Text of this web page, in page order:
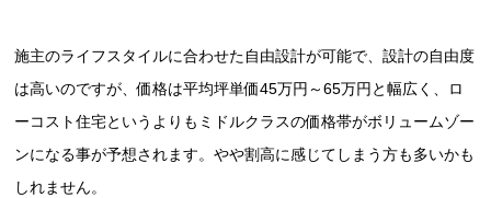
施主のライフスタイルに合わせた自由設計が可能で、設計の自由度
は高いのですが、価格は平均坪単価45万円～65万円と幅広く、ロ
ーコスト住宅というよりもミドルクラスの価格帯がボリュームゾー
ンになる事が予想されます。やや割高に感じてしまう方も多いかも
しれません。